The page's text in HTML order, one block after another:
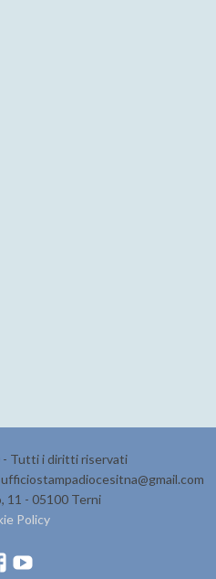
Tutti i diritti riservati
11 - 05100 Terni
Policy
F Y